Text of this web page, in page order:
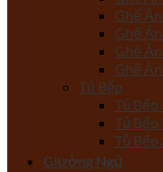
Ghế
Ghế
Ghế
Ghế
Tủ Bếp
Tủ Bếp
Tủ Bếp
Tủ Bếp
Giường Ngủ